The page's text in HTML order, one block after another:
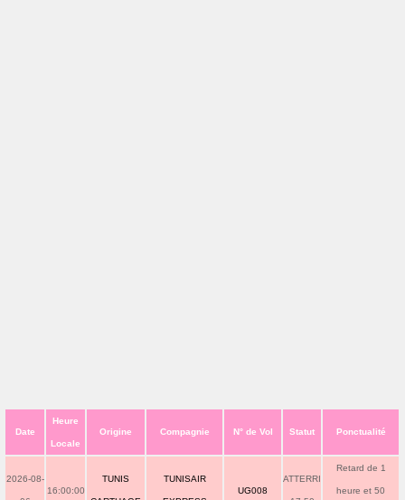
Date
Heure
Locale
Origine Compagnie N° de Vol Statut Ponctualité
2026-08-
16:00:00
TUNIS TUNISAIR
UG008
ATTERRI
Retard de 1
heure et 50